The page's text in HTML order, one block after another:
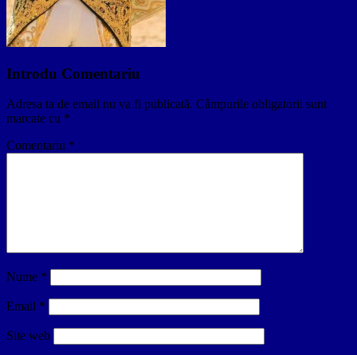
Introdu Comentariu
Adresa ta de email nu va fi publicată. Câmpurile obligatorii sunt
marcate cu *
Comentariu *
Nume *
Email *
Site web